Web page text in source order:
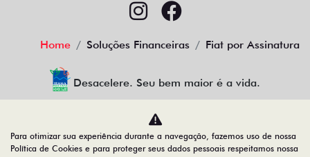
Home Soluções Financeiras Fiat por Assinatura
Desacelere. Seu bem maior é a vida.
Firenze Comercio de Veiculos LTDA
Para otimizar sua experiência durante a navegação, fazemos uso de nossa
Política de Cookies e para proteger seus dados pessoais respeitamos nossa